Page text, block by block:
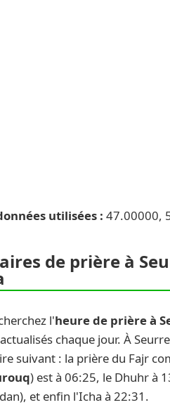
utilisées : 47.00000,
de prière à
l'heure de prière à
chaque jour. À
suivant : la prière du Fajr
) est à 06:25, le Dhuhr à
et enfin l'Icha à 22:31.